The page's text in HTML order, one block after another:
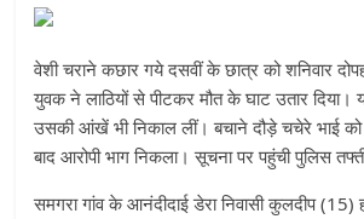
वेशी चराने कछार गये दसवीं के छात्र को शनिवार
युवक ने लाठियों से पीटकर मौत के घाट उतार दिया।
उसकी आंखें भी निकाल लीं। बचाने दौड़े चचेरे भाई को
बाद आरोपी भाग निकला। सूचना पर पहुंची पुलिस
समगरा गांव के आनंदीदाई डेरा निवासी कुलदीप (15)